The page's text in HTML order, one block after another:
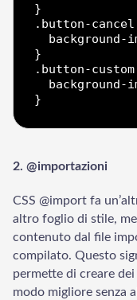
}
.button-
}
.button-
2. @importazioni
CSS @import fa
altro foglio di stile,
contenuto dal file
compilato. Questo
permette di creare
modo migliore senza